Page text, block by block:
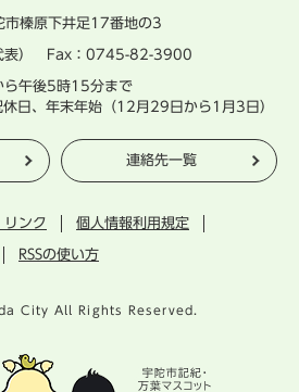
榛原下井足17番地の3
表） Fax：0745-82-3900
ら午後5時15分まで
日、年末年始（12月29日から1月3日）
連絡先一覧
リンク 個人情報利用規定
RSSの使い方
City All Rights Reserved.